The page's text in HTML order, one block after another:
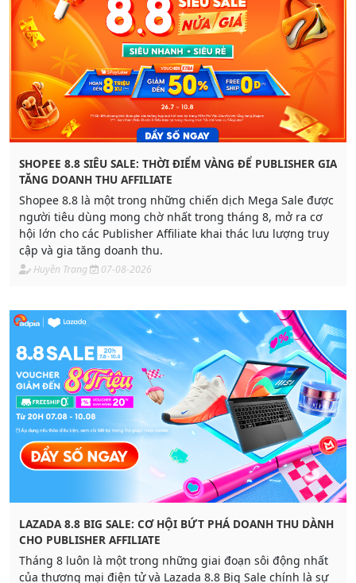
SHOPEE 8.8 SIÊU SALE: THỜI ĐIỂM VÀNG ĐỂ PUBLISHER GIA
TĂNG DOANH THU AFFILIATE
Shopee 8.8 là một trong những chiến dịch Mega Sale được
người tiêu dùng mong chờ nhất trong tháng 8, mở ra cơ
hội lớn cho các Publisher Affiliate khai thác lưu lượng truy
cập và gia tăng doanh thu.
Huyền Trang 07-08-2026
LAZADA 8.8 BIG SALE: CƠ HỘI BỨT PHÁ DOANH THU DÀNH
CHO PUBLISHER AFFILIATE
Tháng 8 luôn là một trong những giai đoạn sôi động nhất
của thương mại điện tử và Lazada 8.8 Big Sale chính là sự